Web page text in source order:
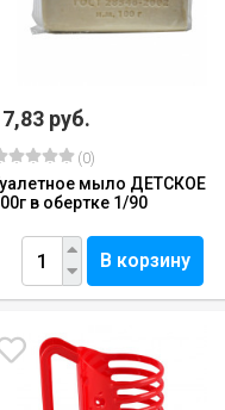
руб.
(0)
мыло ДЕТСКОЕ
в обертке 1/90
В корзину